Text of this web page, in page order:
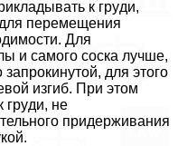
к гpyди,
перемещения
Для
и самого соска лучше,
для этого
изгиб. При этом
гpyди, не
придерживания